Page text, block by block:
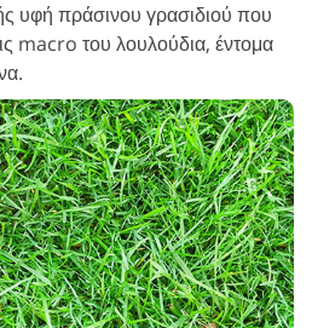
υφή πράσινου γρασιδιού που
macro του λουλούδια, έντομα